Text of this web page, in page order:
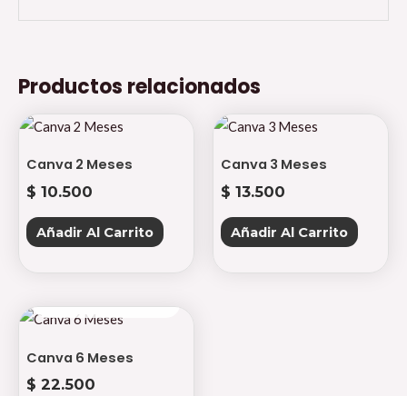
Productos relacionados
Canva 2 Meses
$ 10.500
Añadir Al Carrito
Canva 3 Meses
$ 13.500
Añadir Al Carrito
Canva 6 Meses
$ 22.500